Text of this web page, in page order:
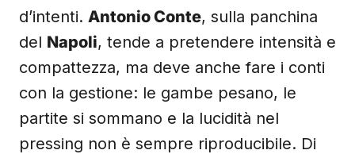
d’intenti. Antonio Conte, sulla panchina
del Napoli, tende a pretendere intensità e
compattezza, ma deve anche fare i conti
con la gestione: le gambe pesano, le
partite si sommano e la lucidità nel
pressing non è sempre riproducibile. Di